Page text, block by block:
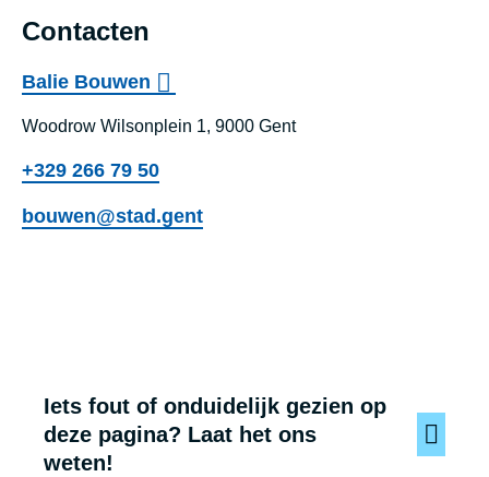
Contacten
Balie Bouwen
Woodrow Wilsonplein 1, 9000 Gent
+329 266 79 50
bouwen@stad.gent
Iets fout of onduidelijk gezien op
deze pagina? Laat het ons
weten!